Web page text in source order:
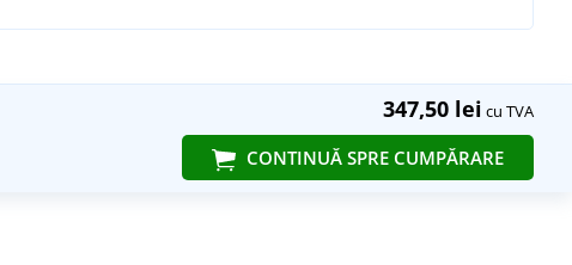
347,50 lei cu TVA
CONTINUĂ SPRE CUMPĂRARE